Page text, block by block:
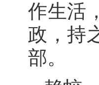
作生活
政，持
部。